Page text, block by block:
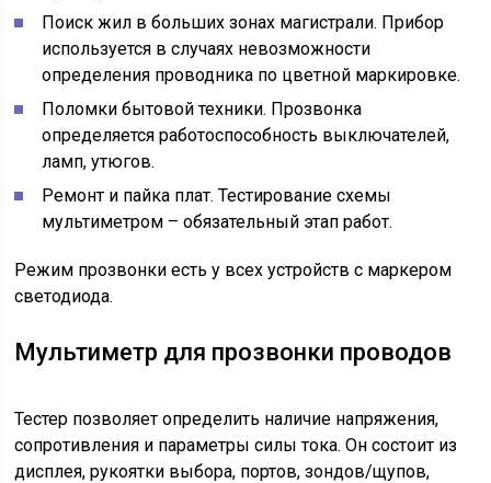
Поиск жил в больших зонах магистрали. Прибор
используется в случаях невозможности
определения проводника по цветной маркировке.
Поломки бытовой техники. Прозвонка
определяется работоспособность выключателей,
ламп, утюгов.
Ремонт и пайка плат. Тестирование схемы
мультиметром – обязательный этап работ.
Режим прозвонки есть у всех устройств с маркером
светодиода.
Мультиметр для прозвонки проводов
Тестер позволяет определить наличие напряжения,
сопротивления и параметры силы тока. Он состоит из
дисплея, рукоятки выбора, портов, зондов/щупов,